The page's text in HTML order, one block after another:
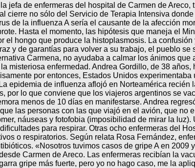
jefa de enfermeras del hospital de Carmen de
no sólo del Servicio de Terapia Intensiva
de la influenza A sería el causante de la afección
Hasta el momento, las hipótesis que maneja el
hongo que produce la histoplasmosis. La
y de garantías para volver a su trabajo, el pueblo
Carmena, no ayudaba a calmar los ánimos
misteriosa enfermedad. Andrea Gordillo, de 38
por entonces, Estados Unidos
epidemia de influenza aflojó en Norteamérica
por lo que conviene que los viajeros argentinos se
menos de 10 días en manifestarse. Andrea
las personas con las que viajó en el avión, que no
náuseas y fotofobia (imposibilidad de mirar la
para respirar. Otras ocho enfermeras del
o respiratorios. Según relata Rosa Fernández,
«Nosotros tuvimos casos de gripe A en 2009
Carmen de Areco. Las enfermeras recibían la
gripe más fuerte, pero yo no hago caso, me la